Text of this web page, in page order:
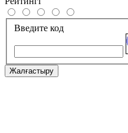
Введите код
Жалғастыру